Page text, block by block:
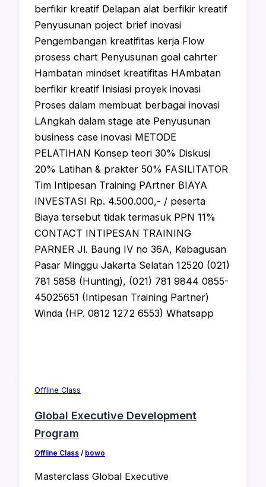
berfikir kreatif Delapan alat berfikir kreatif
Penyusunan poject brief inovasi
Pengembangan kreatifitas kerja Flow
prosess chart Penyusunan goal cahrter
Hambatan mindset kreatifitas HAmbatan
berfikir kreatif Inisiasi proyek inovasi
Proses dalam membuat berbagai inovasi
LAngkah dalam stage ate Penyusunan
business case inovasi METODE
PELATIHAN Konsep teori 30% Diskusi
20% Latihan & prakter 50% FASILITATOR
Tim Intipesan Training PArtner BIAYA
INVESTASI Rp. 4.500.000,- / peserta
Biaya tersebut tidak termasuk PPN 11%
CONTACT INTIPESAN TRAINING
PARNER Jl. Baung IV no 36A, Kebagusan
Pasar Minggu Jakarta Selatan 12520 (021)
781 5858 (Hunting), (021) 781 9844 0855-
45025651 (Intipesan Training Partner)
Winda (HP. 0812 1272 6553) Whatsapp
Offline Class
Global Executive Development
Program
Offline Class/ bowo
Masterclass Global Executive